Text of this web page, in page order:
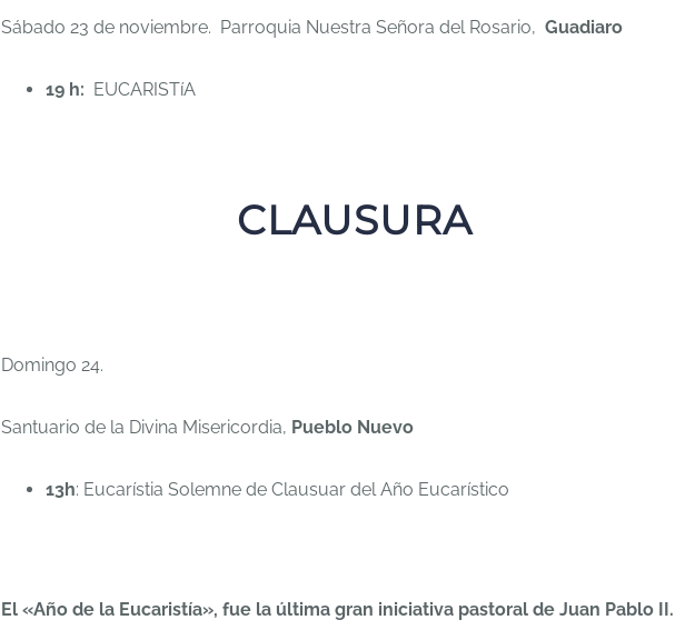
Sábado 23 de noviembre. Parroquia Nuestra Señora del Rosario, Guadiaro
19 h: EUCARISTíA
CLAUSURA
Domingo 24.
Santuario de la Divina Misericordia, Pueblo Nuevo
13h: Eucarístia Solemne de Clausuar del Año Eucarístico
El «Año de la Eucaristía», fue la última gran iniciativa pastoral de Juan Pablo II.